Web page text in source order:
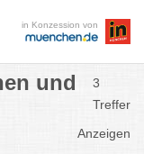
in Konzession von
und
3
Treffer
Anzeigen